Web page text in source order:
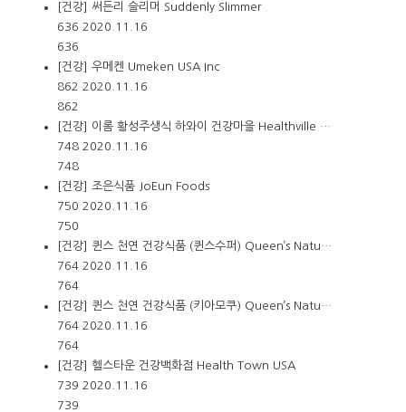
[건강] 써든리 슬리머 Suddenly Slimmer
636 2020.11.16
636
[건강] 우메켄 Umeken USA Inc
862 2020.11.16
862
[건강] 이롬 황성주생식 하와이 건강마을 Healthville …
748 2020.11.16
748
[건강] 조은식품 JoEun Foods
750 2020.11.16
750
[건강] 퀸스 천연 건강식품 (퀸스수퍼) Queen’s Natu…
764 2020.11.16
764
[건강] 퀸스 천연 건강식품 (키아모쿠) Queen’s Natu…
764 2020.11.16
764
[건강] 헬스타운 건강백화점 Health Town USA
739 2020.11.16
739